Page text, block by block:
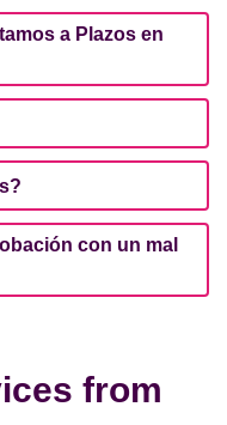
a Plazos en
con un mal
from